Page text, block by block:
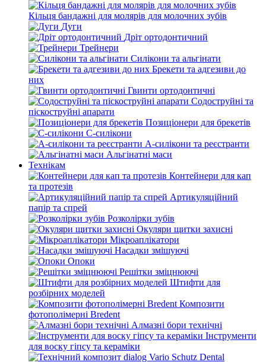
Кільця бандажні для молярів для молочних зубів
Дуги
Дріт ортодонтичний
Трейнери
Силікони та альгінати
Брекети та адгезиви до
них
Гвинти ортодонтичні
Содоструйні та
піскоструйні апарати
Позиціонери для брекетів
С-силікони
А-силікони та реєстранти
Альгінатні маси
Технікам
Контейнери для кап
та протезів
Артикуляційний
папір та спрей
Розколірки зубів
Окуляри щитки захисні
Мікроаплікатори
Насадки змішуючі
Опоки
Решітки зміцнюючі
Штифти для
розбірних моделей
Композити
фотополімерні Bredent
Алмазні бори технічні
Інструменти
для воску гіпсу та кераміки